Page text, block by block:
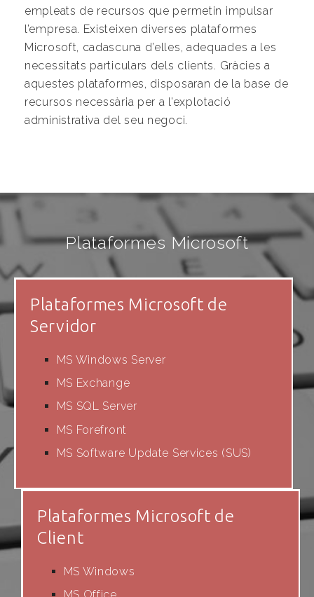
empleats de recursos que permetin impulsar
l’empresa. Existeixen diverses plataformes
Microsoft, cadascuna d’elles, adequades a les
necessitats particulars dels clients. Gràcies a
aquestes plataformes, disposaran de la base de
recursos necessària per a l’explotació
administrativa del seu negoci.
Plataformes Microsoft
Plataformes Microsoft de
Servidor
MS Windows Server
MS Exchange
MS SQL Server
MS Forefront
MS Software Update Services (SUS)
Plataformes Microsoft de
Client
MS Windows